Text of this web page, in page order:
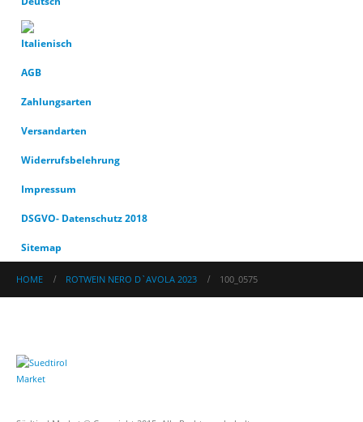
AGB
Zahlungsarten
Versandarten
Widerrufsbelehrung
Impressum
DSGVO- Datenschutz 2018
Sitemap
HOME ROTWEIN NERO D`AVOLA 2023 100_0575